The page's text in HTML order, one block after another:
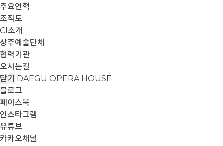
주요연혁
조직도
CI소개
상주예술단체
협력기관
오시는길
닫기 DAEGU OPERA HOUSE
블로그
페이스북
인스타그램
유튜브
카카오채널